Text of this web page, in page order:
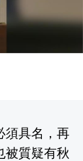
須具名，再
被質疑有秋